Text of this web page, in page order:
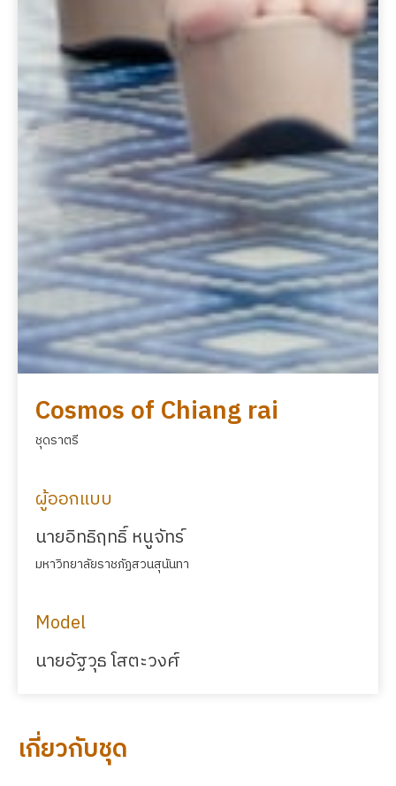
Cosmos of Chiang rai
ชุดราตรี
ผู้ออกแบบ
นายอิทธิฤทธิ์ หนูจัทร์
มหาวิทยาลัยราชภัฏสวนสุนันทา
Model
นายอัฐวุธ โสตะวงศ์
เกี่ยวกับชุด